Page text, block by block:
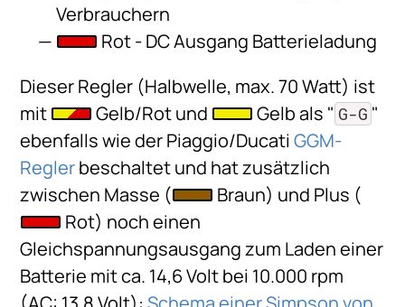
Verbrauchern
Rot - DC Ausgang Batterieladung
Dieser Regler (Halbwelle, max. 70 Watt) ist
mit
Gelb/Rot und Gelb als " G-G "
ebenfalls wie der Piaggio/DucatiGGM-
Reglerbeschaltet und hat zusätzlich
zwischen Masse (
Braun) und Plus (
Rot) noch einen
Gleichspannungsausgang zum Laden einer
Batterie mit ca. 14,6 Volt bei 10.000 rpm